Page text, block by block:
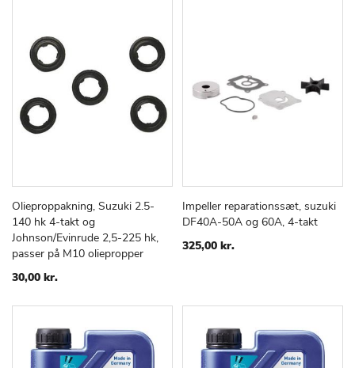
Læg i kurv
TILFØJ
ØNSKE
LISTE
SAMMENLIGN
Olieproppakning, Suzuki 2.5-
140 hk 4-takt og
Johnson/Evinrude 2,5-225 hk,
passer på M10 oliepropper
30,00 kr.
Læg i kurv
TILFØJ
TIL
Impeller reparationssæt, suzuki
DF40A-50A og 60A, 4-takt
325,00 kr.